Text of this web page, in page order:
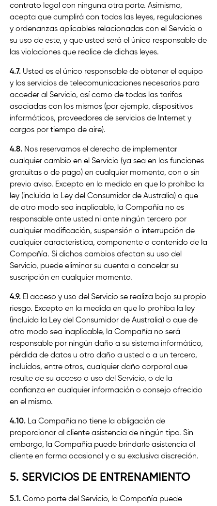
contrato legal con ninguna otra parte. Asimismo,
acepta que cumplirá con todas las leyes, regulaciones
y ordenanzas aplicables relacionadas con el Servicio o
su uso de este, y que usted será el único responsable de
las violaciones que realice de dichas leyes.
4.7. Usted es el único responsable de obtener el equipo
y los servicios de telecomunicaciones necesarios para
acceder al Servicio, así como de todas las tarifas
asociadas con los mismos (por ejemplo, dispositivos
informáticos, proveedores de servicios de Internet y
cargos por tiempo de aire).
4.8. Nos reservamos el derecho de implementar
cualquier cambio en el Servicio (ya sea en las funciones
gratuitas o de pago) en cualquier momento, con o sin
previo aviso. Excepto en la medida en que lo prohíba la
ley (incluida la Ley del Consumidor de Australia) o que
de otro modo sea inaplicable, la Compañía no es
responsable ante usted ni ante ningún tercero por
cualquier modificación, suspensión o interrupción de
cualquier característica, componente o contenido de la
Compañía. Si dichos cambios afectan su uso del
Servicio, puede eliminar su cuenta o cancelar su
suscripción en cualquier momento.
4.9. El acceso y uso del Servicio se realiza bajo su propio
riesgo. Excepto en la medida en que lo prohíba la ley
(incluida la Ley del Consumidor de Australia) o que de
otro modo sea inaplicable, la Compañía no será
responsable por ningún daño a su sistema informático,
pérdida de datos u otro daño a usted o a un tercero,
incluidos, entre otros, cualquier daño corporal que
resulte de su acceso o uso del Servicio, o de la
confianza en cualquier información o consejo ofrecido
en el mismo.
4.10. La Compañía no tiene la obligación de
proporcionar al cliente asistencia de ningún tipo. Sin
embargo, la Compañía puede brindarle asistencia al
cliente en forma ocasional y a su exclusiva discreción.
5. SERVICIOS DE ENTRENAMIENTO
5.1. Como parte del Servicio, la Compañía puede